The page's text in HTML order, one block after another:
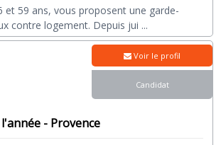
et 59 ans, vous proposent une garde-
contre logement. Depuis jui ...
- Provence
Voir le profil
Candidat